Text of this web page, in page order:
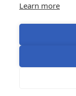
Learn more
Politica de
Utilizarea